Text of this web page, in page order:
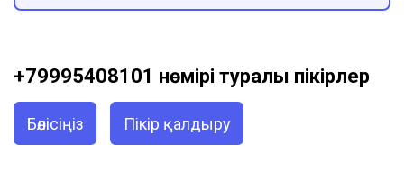
+79995408101 нөмірі туралы пікірлер
Бөлісіңіз Пікір қалдыру